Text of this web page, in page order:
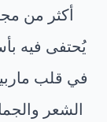
أكثر من
يُحتفى فيه
في قلب
الشعر